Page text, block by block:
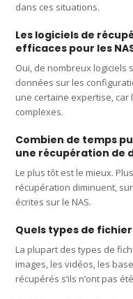
dans ces situations.
Les logiciels de
efficaces pour les NAS
Oui, de nombreux logiciels
données sur les
une certaine expertise, car
complexes.
Combien de temps
une récupération de
Le plus tôt est le mieux.
récupération diminuent,
écrites sur le NAS.
Quels types de
La plupart des types de
images, les vidéos, les
récupérés s’ils n’ont pas